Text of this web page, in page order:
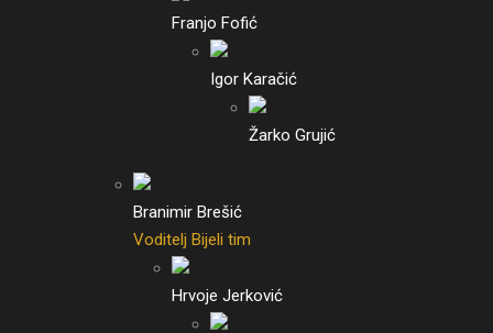
Franjo Fofić
Igor Karačić
Žarko Grujić
Branimir Brešić
Voditelj Bijeli tim
Hrvoje Jerković